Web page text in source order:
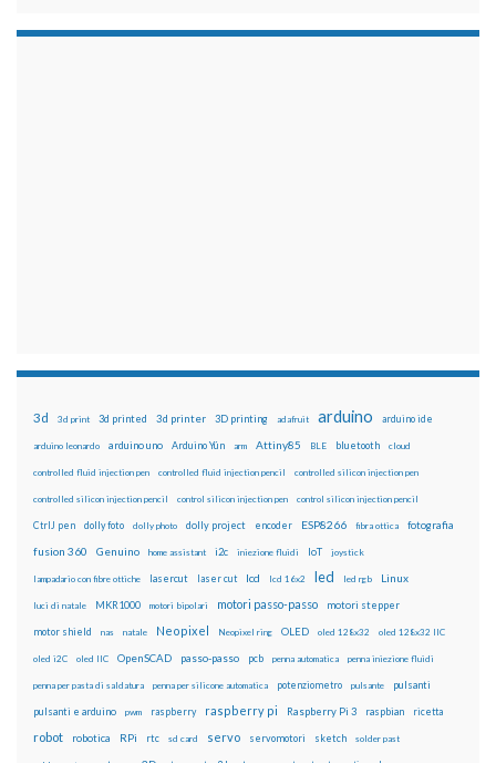
3d 3d print 3d printed 3d printer 3D printing adafruit arduino arduino ide
arduino leonardo arduino uno Arduino Yún arm Attiny85 BLE bluetooth cloud
controlled fluid injection pen controlled fluid injection pencil controlled silicon injection pen
controlled silicon injection pencil control silicon injection pen control silicon injection pencil
CtrlJ pen dolly foto dolly photo dolly project encoder ESP8266 fibra ottica fotografia
fusion 360 Genuino home assistant i2c iniezione fluidi IoT joystick
lampadario con fibre ottiche lasercut laser cut lcd lcd 16x2 led led rgb Linux
luci di natale MKR1000 motori bipolari motori passo-passo motori stepper
motor shield nas natale Neopixel Neopixel ring OLED oled 128x32 oled 128x32 IIC
oled i2C oled IIC OpenSCAD passo-passo pcb penna automatica penna iniezione fluidi
penna per pasta di saldatura penna per silicone automatica potenziometro pulsante pulsanti
pulsanti e arduino pwm raspberry raspberry pi Raspberry Pi 3 raspbian ricetta
robot robotica RPi rtc sd card servo servomotori sketch solder past